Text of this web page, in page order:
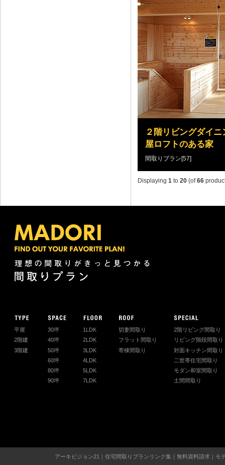
２階リビングダイ
屋ロフトのある家
間取りプラン[57]
Displaying 1 to 20 (of66
平屋
2階建
3階建
30坪
40坪
50坪
60坪
80坪
90坪
1LDK
2LDK
3LDK
4LDK
5LDK
7LDK
切妻間取り
フラット間取り
寄棟間取り
2階リビング間取り
リビング階段間取り
対面キッチン間取り
二世帯住宅間取り
モダン和室間取り
土間間取り
アーキビジョン21 住宅間取りプランリンク集 無料資料請求 モ